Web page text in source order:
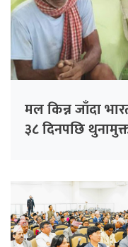
मल किन्न जाँदा
३८ दिनपछि